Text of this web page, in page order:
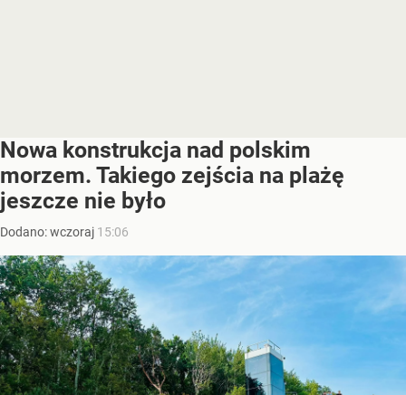
Nowa konstrukcja nad polskim
morzem. Takiego zejścia na plażę
jeszcze nie było
Dodano:wczoraj 15:06